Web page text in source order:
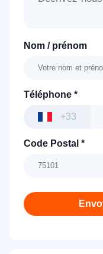
Nom / prénom
Téléphone *
+33
Code Postal *